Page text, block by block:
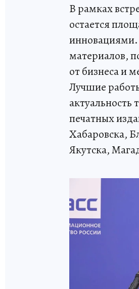
В рамках
остается
инновациями.
материалов,
от бизнеса и
Лучшие
актуальность
печатных
Хабаровска,
Якутска,